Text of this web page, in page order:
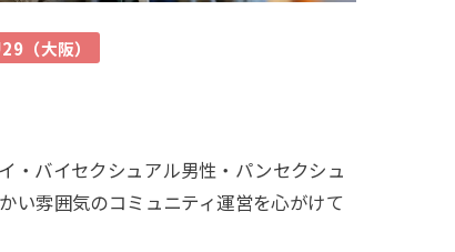
（大阪）
バイセクシュアル男性・パンセクシュ
い雰囲気のコミュニティ運営を心がけて